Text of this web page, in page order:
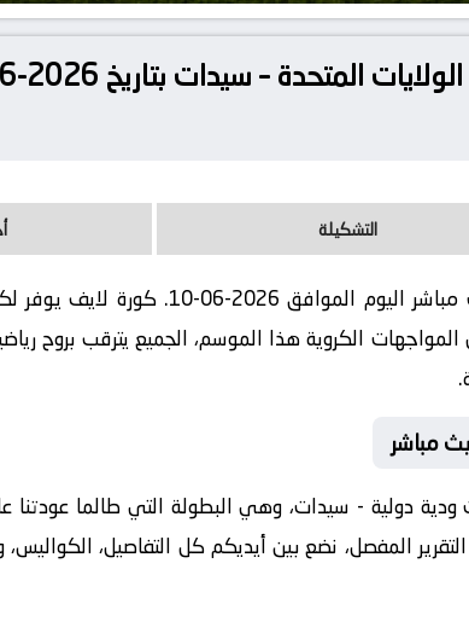
التشكيلة
مباراة البرازيل - سيدات و الولايات المتحدة - سيدات
الكروية هذا الموسم، الجميع يترقب بروح
مباشر
دولية - سيدات، وهي البطولة التي طالما عودتنا على
المفصل، نضع بين أيديكم كل التفاصيل،